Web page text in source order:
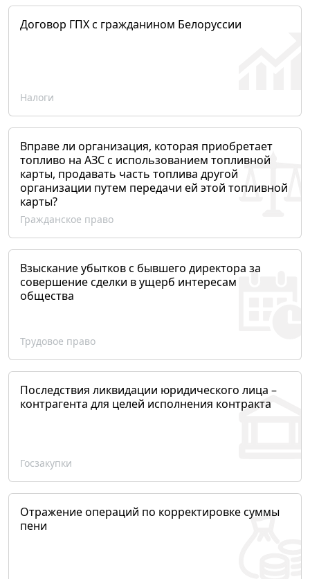
Договор ГПХ с гражданином Белоруссии
Налоги
Вправе ли организация, которая приобретает
топливо на АЗС с использованием топливной
карты, продавать часть топлива другой
организации путем передачи ей этой топливной
карты?
Гражданское право
Взыскание убытков с бывшего директора за
совершение сделки в ущерб интересам
общества
Трудовое право
Последствия ликвидации юридического лица –
контрагента для целей исполнения контракта
Госзакупки
Отражение операций по корректировке суммы
пени